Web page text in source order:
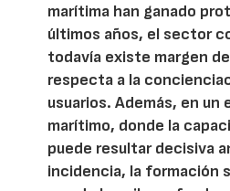
marítima han ganado
últimos años, el sector
todavía existe margen
respecta a la
usuarios. Además, en un
marítimo, donde la
puede resultar decisiva
incidencia, la formación